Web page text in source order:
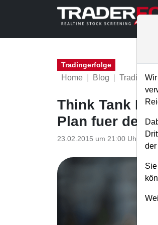
Tradingerfolge
Home Blog
Think Tank
Plan fuer
23.02.2015 um 21:00 Uhr
der